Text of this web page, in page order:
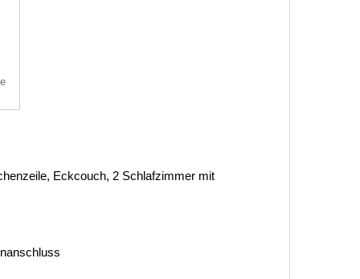
Eckcouch, 2 Schlafzimmer mit